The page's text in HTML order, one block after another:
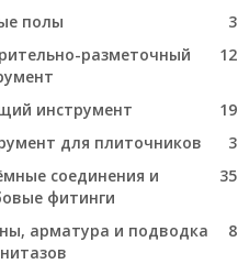
полы
3
разметочный
12
инструмент
19
для плиточников
3
соединения и
фитинги
35
арматура и подводка
8